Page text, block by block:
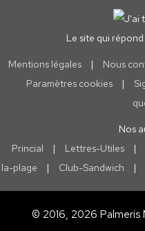
Le site qui
Mentions légales | Nous
Paramètres cookies
|
Nos
Princial
| Lettres-Utiles |
la-plage
| Club-Sandwich |
© 2016, 2026 Palmeris